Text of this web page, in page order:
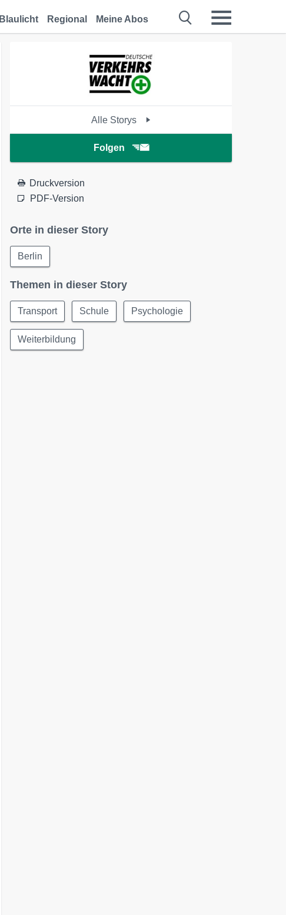
Blaulicht Regional Meine Abos
Alle Storys
Folgen
Druckversion
PDF-Version
Orte in dieser Story
Berlin
Themen in dieser Story
Transport Schule Psychologie
Weiterbildung